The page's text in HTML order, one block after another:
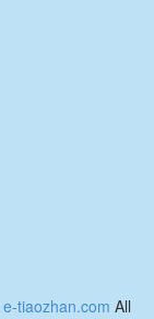
e-tiaozhan.com All